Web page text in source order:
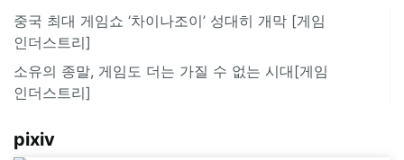
중국 최대 게임쇼 ‘차이나조이’ 성대히 개막 [게임
인더스트리]
소유의 종말, 게임도 더는 가질 수 없는 시대[게임
인더스트리]
pixiv